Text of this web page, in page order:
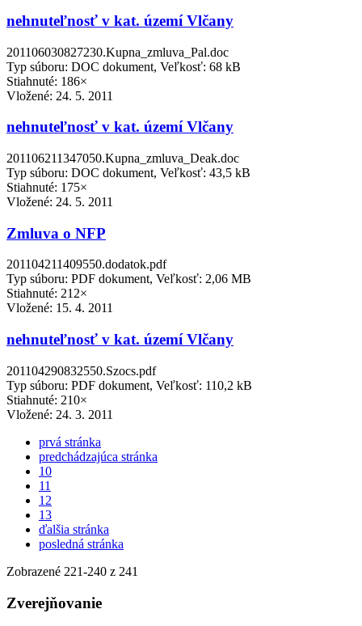
nehnuteľnosť v kat. území Vlčany
201106030827230.Kupna_zmluva_Pal.doc
Typ súboru: DOC dokument, Veľkosť: 68 kB
Stiahnuté: 186×
Vložené: 24. 5. 2011
nehnuteľnosť v kat. území Vlčany
201106211347050.Kupna_zmluva_Deak.doc
Typ súboru: DOC dokument, Veľkosť: 43,5 kB
Stiahnuté: 175×
Vložené: 24. 5. 2011
Zmluva o NFP
201104211409550.dodatok.pdf
Typ súboru: PDF dokument, Veľkosť: 2,06 MB
Stiahnuté: 212×
Vložené: 15. 4. 2011
nehnuteľnosť v kat. území Vlčany
201104290832550.Szocs.pdf
Typ súboru: PDF dokument, Veľkosť: 110,2 kB
Stiahnuté: 210×
Vložené: 24. 3. 2011
prvá stránka
predchádzajúca stránka
10
11
12
13
ďalšia stránka
posledná stránka
Zobrazené 221-240 z 241
Zverejňovanie